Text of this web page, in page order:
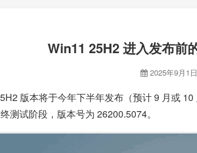
Win11 25H2 进入发布前
2025年9月
版本将于今年下半年发布（预计 9 月或 10
测试阶段，版本号为 26200.5074。